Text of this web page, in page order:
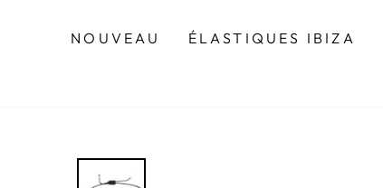
NOUVEAU ÉLASTIQUES IBIZA